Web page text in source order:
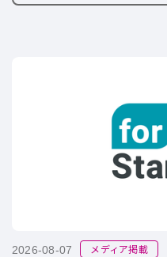
2026-08-07 メディア掲載